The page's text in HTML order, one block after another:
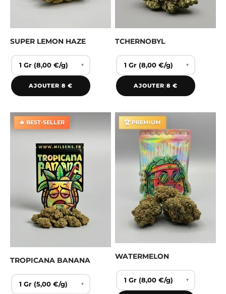
SUPER LEMON HAZE
▾
AJOUTER|8 €
TCHERNOBYL
▾
AJOUTER|8 €
🔥 BEST-SELLER
TROPICANA BANANA
▾
🏆 PREMIUM
WATERMELON
▾